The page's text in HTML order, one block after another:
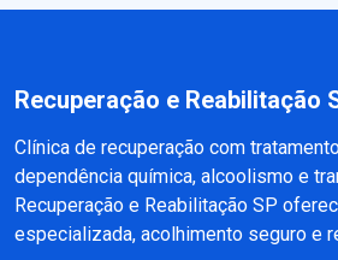
Recuperação e Reabilitação
Clínica de recuperação com
dependência química, alcoolismo e
Recuperação e Reabilitação SP
especializada, acolhimento seguro e